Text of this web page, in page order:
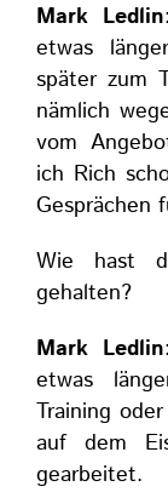
Mark
etwas
später zum
nämlich
vom
ich Rich
Gesprächen
Wie hast
gehalten?
Mark
etwas
Training
auf dem
gearbeitet.